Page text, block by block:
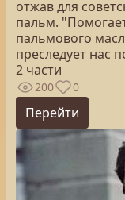
отжав для
пальм.
пальмового
преследует нас
2 части
200 0
Перейти